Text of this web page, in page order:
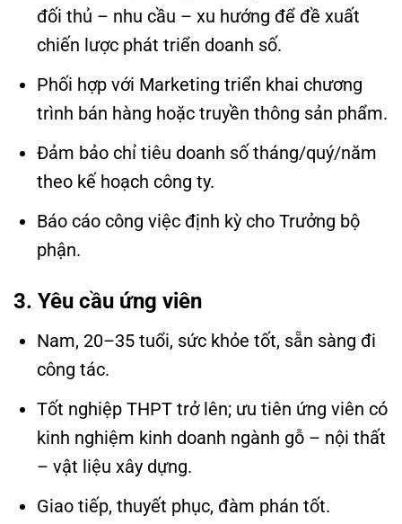
đối thủ – nhu cầu – xu hướng để đề xuất
chiến lược phát triển doanh số.
Phối hợp với Marketing triển khai chương
trình bán hàng hoặc truyền thông sản phẩm.
Đảm bảo chỉ tiêu doanh số tháng/quý/năm
theo kế hoạch công ty.
Báo cáo công việc định kỳ cho Trưởng bộ
phận.
3. Yêu cầu ứng viên
Nam, 20–35 tuổi, sức khỏe tốt, sẵn sàng đi
công tác.
Tốt nghiệp THPT trở lên; ưu tiên ứng viên có
kinh nghiệm kinh doanh ngành gỗ – nội thất
– vật liệu xây dựng.
Giao tiếp, thuyết phục, đàm phán tốt.